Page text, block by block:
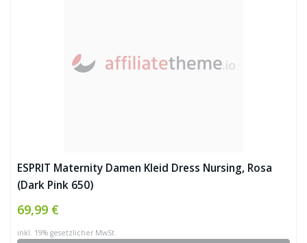
ESPRIT Maternity Damen Kleid Dress Nursing, Rosa
(Dark Pink 650)
69,99 €
inkl. 19% gesetzlicher MwSt.